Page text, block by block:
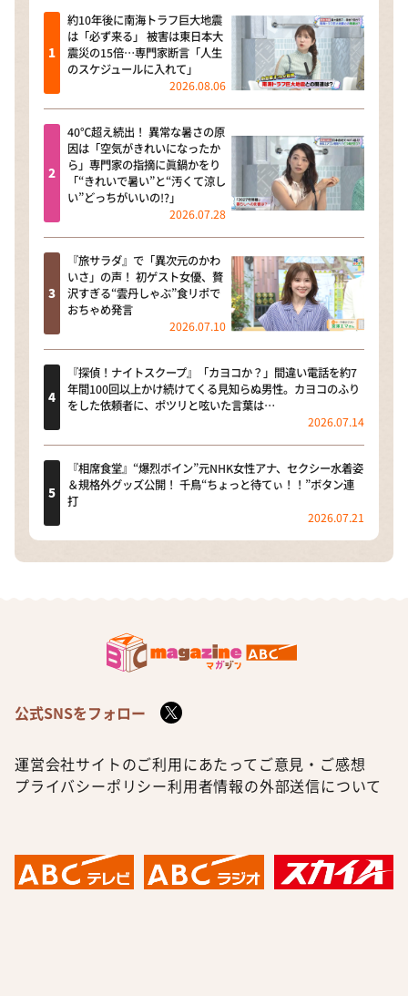
約10年後に南海トラフ巨大地震
は「必ず来る」 被害は東日本大
震災の15倍…専門家断言「人生
のスケジュールに入れて」
2026.08.06
40℃超え続出！ 異常な暑さの原
因は「空気がきれいになったか
ら」専門家の指摘に眞鍋かをり
「“きれいで暑い”と“汚くて涼し
い”どっちがいいの!?」
2026.07.28
『旅サラダ』で「異次元のかわ
いさ」の声！ 初ゲスト女優、贅
沢すぎる“雲丹しゃぶ”食リポで
おちゃめ発言
2026.07.10
『探偵！ナイトスクープ』「カヨコか？」間違い電話を約7
年間100回以上かけ続けてくる見知らぬ男性。カヨコのふり
をした依頼者に、ポツリと呟いた言葉は…
2026.07.14
『相席食堂』“爆烈ボイン”元NHK女性アナ、セクシー水着姿
＆規格外グッズ公開！ 千鳥“ちょっと待てぃ！！”ボタン連
打
2026.07.21
公式SNSをフォロー
運営会社サイトのご利用にあたって ご意見・ご感想
プライバシーポリシー利用者情報の外部送信について